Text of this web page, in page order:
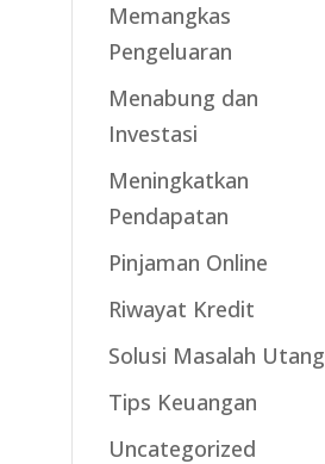
Memangkas
Pengeluaran
Menabung dan
Investasi
Meningkatkan
Pendapatan
Pinjaman Online
Riwayat Kredit
Solusi Masalah Utang
Tips Keuangan
Uncategorized